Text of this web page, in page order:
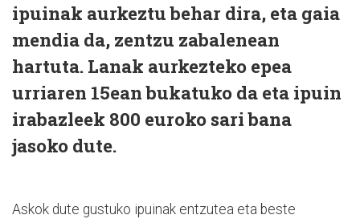
ipuinak aurkeztu behar dira, eta gaia
mendia da, zentzu zabalenean
hartuta. Lanak aurkezteko epea
urriaren 15ean bukatuko da eta ipuin
irabazleek 800 euroko sari bana
jasoko dute.
Askok dute gustuko ipuinak entzutea eta beste